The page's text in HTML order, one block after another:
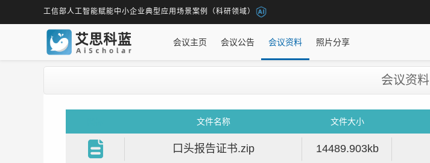
工信部人工智能赋能中小企业典型应用场景案例（科研领域）
会议主页 会议公告 会议资料 照片分享
会议资料
文件名称 文件大小
口头报告证书.zip 14489.903kb